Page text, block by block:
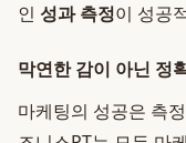
인 성과 측정이 성공
막연한 감이 아닌 정
마케팅의 성공은 측